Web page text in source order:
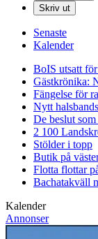
Skriv ut
Senaste
Kalender
BoIS utsatt
Gästkrönika:
Fängelse för
Nytt
De beslut
2 100
Stölder i topp
Butik på
Flotta flottar
Bachatakväll
Kalender
Annonser